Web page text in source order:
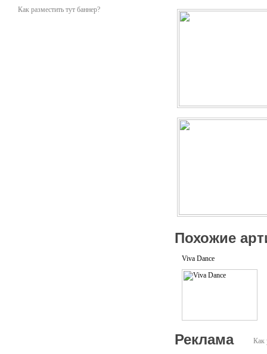
Как разместить тут баннер?
Похожие
Viva Dance
Как
Реклама